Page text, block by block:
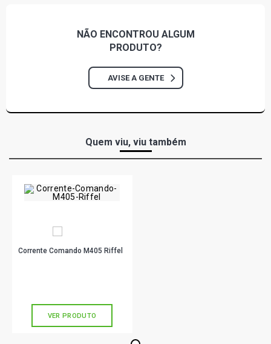
NÃO ENCONTROU ALGUM
PRODUTO?
AVISE A GENTE
Quem viu, viu também
Corrente Comando M405 Riffel
VER PRODUTO